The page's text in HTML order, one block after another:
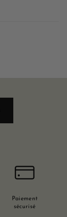
Paiement
sécurisé